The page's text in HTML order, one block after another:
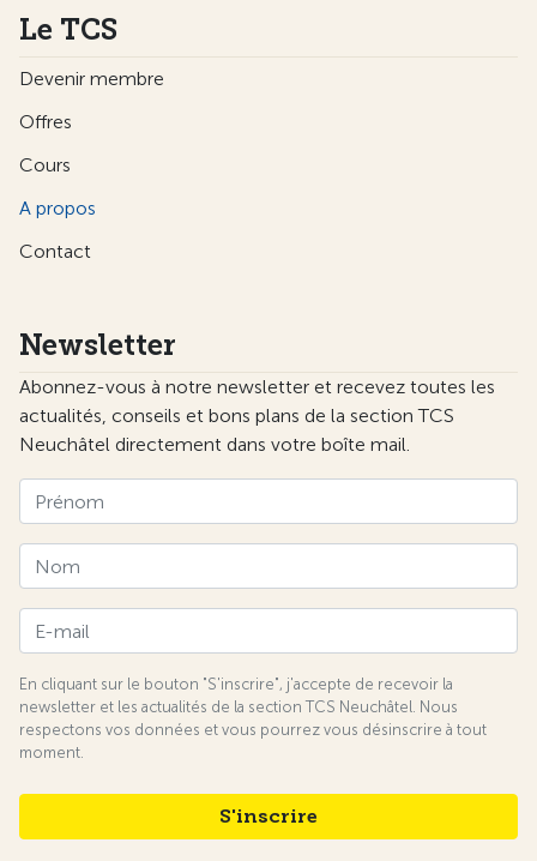
Le TCS
Devenir membre
Offres
Cours
A propos
Contact
Newsletter
Abonnez-vous à notre newsletter et recevez toutes les
actualités, conseils et bons plans de la section TCS
Neuchâtel directement dans votre boîte mail.
En cliquant sur le bouton "S'inscrire", j'accepte de recevoir la
newsletter et les actualités de la section TCS Neuchâtel. Nous
respectons vos données et vous pourrez vous désinscrire à tout
moment.